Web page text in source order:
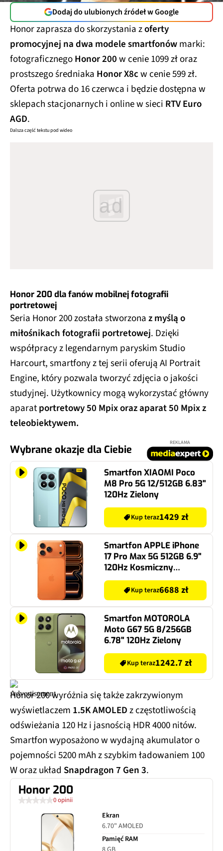
Dodaj do ulubionych źródeł w Google
Honor zaprasza do skorzystania zoferty
promocyjnej na dwa modele smartfonówmarki:
fotograficznegoHonor 200w cenie 1099 zł oraz
prostszego średniaka Honor X8cw cenie 599 zł.
Oferta potrwa do 16 czerwca i będzie dostępna w
sklepach stacjonarnych i online w sieci RTV Euro
AGD.
Dalsza część tekstu pod wideo
ad
Honor 200 dla fanów mobilnej fotografii
portretowej
Seria Honor 200 została stworzona z myślą o
miłośnikach fotografii portretowej. Dzięki
współpracy z legendarnym paryskim Studio
Harcourt, smartfony z tej serii oferują AI Portrait
Engine, który pozwala tworzyć zdjęcia o jakości
studyjnej. Użytkownicy mogą wykorzystać główny
aparatportretowy 50 Mpix oraz aparat 50 Mpix z
teleobiektywem.
Wybrane okazje dla Ciebie
REKLAMA
Smartfon XIAOMI Poco
M8 Pro 5G 12/512GB 6.83"
120Hz Zielony
Kup teraz1429 zł
Smartfon APPLE iPhone
17 Pro Max 5G 512GB 6.9"
120Hz Kosmiczny
Kup teraz6688 zł
Smartfon MOTOROLA
Moto G67 5G 8/256GB
6.78" 120Hz Zielony
Kup teraz1242.7 zł
Honor 200 wyróżnia się także zakrzywionym
wyświetlaczem 1.5K AMOLED z częstotliwością
odświeżania 120 Hz i jasnością HDR 4000 nitów.
Smartfon wyposażono w wydajną akumulator o
pojemności 5200 mAh z szybkim ładowaniem 100
W oraz układ Snapdragon 7 Gen 3.
Honor 200
0 opinii
Ekran
6.70" AMOLED
Pamięć RAM
8 GB